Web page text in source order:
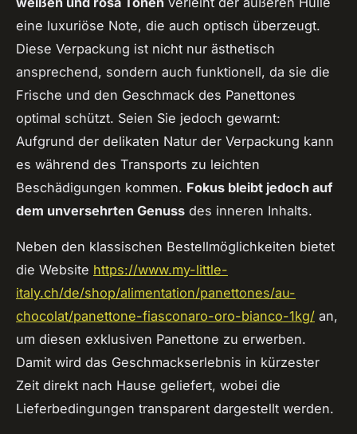
eine luxuriöse Note, die auch optisch überzeugt.
Diese Verpackung ist nicht nur ästhetisch
ansprechend, sondern auch funktionell, da sie die
Frische und den Geschmack des Panettones
optimal schützt. Seien Sie jedoch gewarnt:
Aufgrund der delikaten Natur der Verpackung kann
es während des Transports zu leichten
Beschädigungen kommen. Fokus bleibt jedoch auf
dem unversehrten Genuss des inneren Inhalts.
Neben den klassischen Bestellmöglichkeiten bietet
die Website https://www.my-little-
italy.ch/de/shop/alimentation/panettones/au-
chocolat/panettone-fiasconaro-oro-bianco-1kg/ an,
um diesen exklusiven Panettone zu erwerben.
Damit wird das Geschmackserlebnis in kürzester
Zeit direkt nach Hause geliefert, wobei die
Lieferbedingungen transparent dargestellt werden.